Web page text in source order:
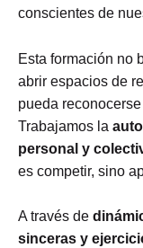
conscientes de
Esta formación no
abrir espacios de
pueda
Trabajamos la
personal y
es competir, sino
A través de
sinceras y